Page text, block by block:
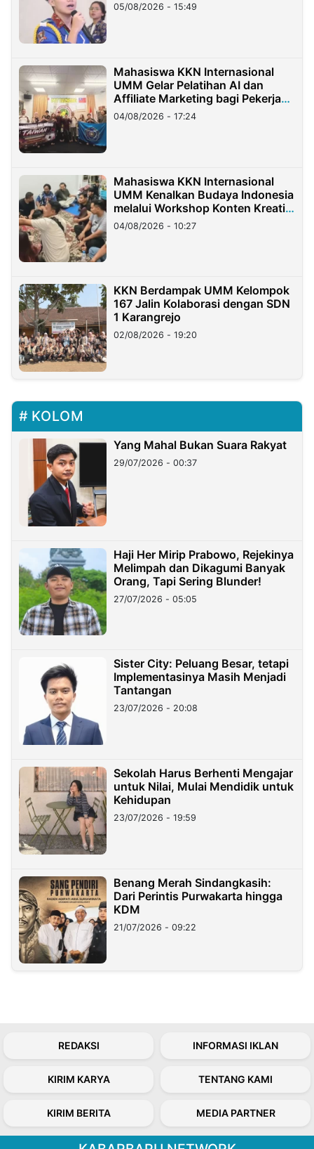
05/08/2026 - 15:49
Mahasiswa KKN Internasional
UMM Gelar Pelatihan AI dan
Affiliate Marketing bagi Pekerja
Migran Indonesia di Taiwan
04/08/2026 - 17:24
Mahasiswa KKN Internasional
UMM Kenalkan Budaya Indonesia
melalui Workshop Konten Kreatif
di Taiwan
04/08/2026 - 10:27
KKN Berdampak UMM Kelompok
167 Jalin Kolaborasi dengan SDN
1 Karangrejo
02/08/2026 - 19:20
KOLOM
Yang Mahal Bukan Suara Rakyat
29/07/2026 - 00:37
Haji Her Mirip Prabowo, Rejekinya
Melimpah dan Dikagumi Banyak
Orang, Tapi Sering Blunder!
27/07/2026 - 05:05
Sister City: Peluang Besar, tetapi
Implementasinya Masih Menjadi
Tantangan
23/07/2026 - 20:08
Sekolah Harus Berhenti Mengajar
untuk Nilai, Mulai Mendidik untuk
Kehidupan
23/07/2026 - 19:59
Benang Merah Sindangkasih:
Dari Perintis Purwakarta hingga
KDM
21/07/2026 - 09:22
REDAKSI INFORMASI IKLAN
KIRIM KARYA TENTANG KAMI
KIRIM BERITA MEDIA PARTNER